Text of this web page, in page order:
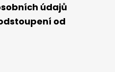
údajů
od